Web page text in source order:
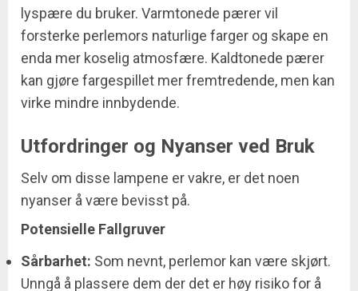
lyspære du bruker. Varmtonede pærer vil
forsterke perlemors naturlige farger og skape en
enda mer koselig atmosfære. Kaldtonede pærer
kan gjøre fargespillet mer fremtredende, men kan
virke mindre innbydende.
Utfordringer og Nyanser ved Bruk
Selv om disse lampene er vakre, er det noen
nyanser å være bevisst på.
Potensielle Fallgruver
Sårbarhet: Som nevnt, perlemor kan være skjørt.
Unngå å plassere dem der det er høy risiko for å